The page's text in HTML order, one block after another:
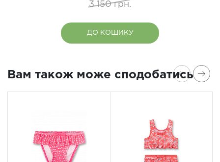
3 150 грн.
ДО КОШИКУ
Вам також може сподобатись